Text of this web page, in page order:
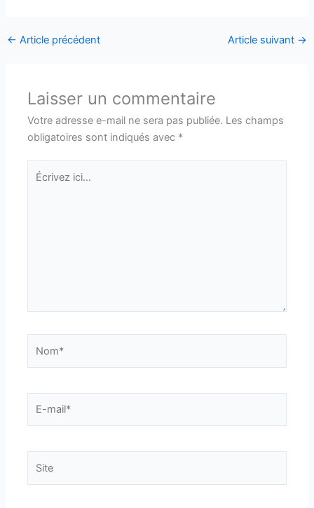
← Article précédent Article suivant →
Laisser un commentaire
Votre adresse e-mail ne sera pas publiée. Les champs
obligatoires sont indiqués avec *
Écrivez